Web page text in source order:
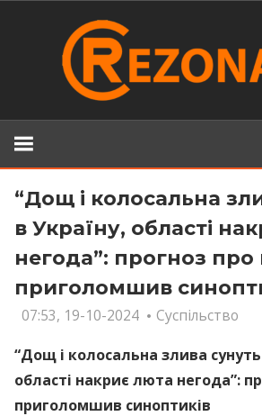
“Дощ і колосальна
в Україну, області
негода”: прогноз
приголомшив
07:53, 19-10-2024
Суспільство
“Дощ і колосальна злива сунуть
області накриє люта негода”:
приголомшив синоптиків